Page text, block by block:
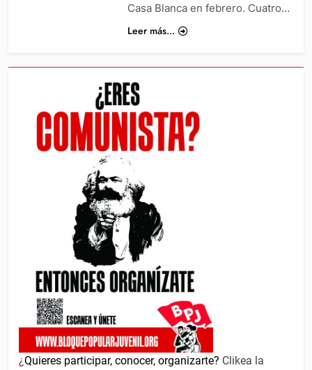
Casa Blanca en febrero. Cuatro…
Leer más...
¿Quieres participar, conocer, organizarte? Clikea la